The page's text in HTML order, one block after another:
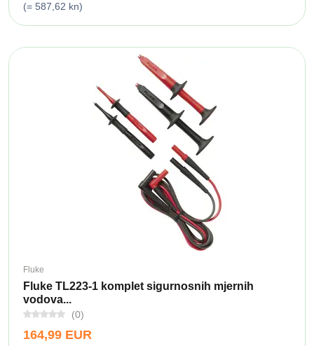
(= 587,62 kn)
Fluke
Fluke TL223-1 komplet sigurnosnih mjernih
vodova...
(0)
164,99 EUR